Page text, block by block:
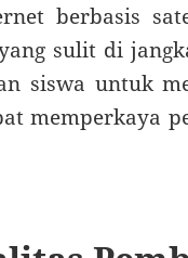
berbasis
sulit di
siswa untuk
memperkaya